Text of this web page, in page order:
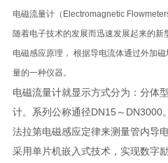
电磁流量计（Electromagnetic
随着电子技术的发展而迅速发展起来的新
电磁感应原理， 根据导电流体通过外加
量的一种仪器。
电磁流量计就显示方式分为：分体
计。系列公称通径DN15～DN3000。
法拉第电磁感应定律来测量管内导
采用单片机嵌入式技术，实现数字